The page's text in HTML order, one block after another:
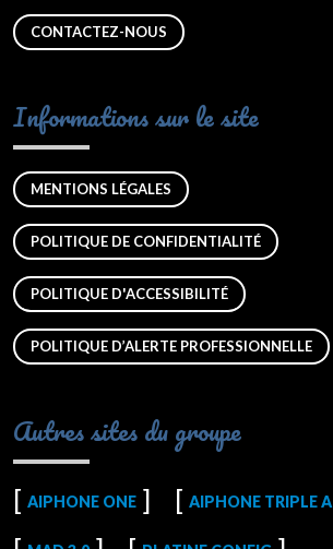
CONTACTEZ-NOUS
Informations sur le site
MENTIONS LÉGALES
POLITIQUE DE CONFIDENTIALITÉ
POLITIQUE D'ACCESSIBILITÉ
POLITIQUE D’ALERTE PROFESSIONNELLE
Autres sites du groupe
AIPHONE ONE AIPHONE TRIPLE A